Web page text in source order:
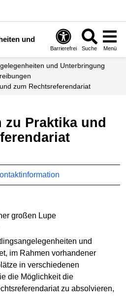
und
Barrierefrei Suche Menü
und Unterbringung
zum Rechtsreferendariat
und
im Rahmen vorhandener
in verschiedenen
die Möglichkeit die
zu absolvieren,